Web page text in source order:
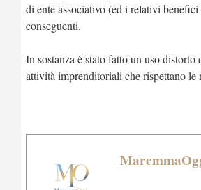
di ente associativo (ed i relativi
conseguenti.
In sostanza è stato fatto un uso
attività imprenditoriali che rispettano le